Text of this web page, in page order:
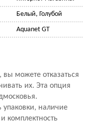
Белый, Голубой
Aquanet GT
вы можете отказаться
их. Эта опция
упаковки, наличие
комплектность